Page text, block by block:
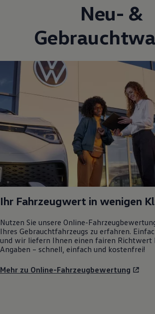
Neu- &
Ihr Fahrzeugwert in wenigen
Nutzen Sie unsere Online-
Ihres Gebrauchtfahrzeugs zu erfahren.
und wir liefern Ihnen einen fairen Richtwert
Angaben – schnell, einfach und kostenfrei!
Mehr zu Online-Fahrzeugbewertung